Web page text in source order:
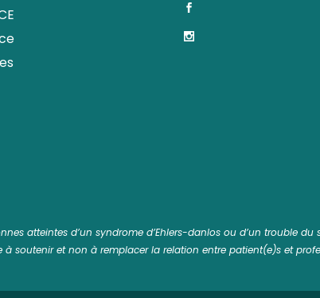
atteintes d’un syndrome d’Ehlers-danlos ou d’un trouble
à soutenir et non à remplacer la relation entre patient(e)s et